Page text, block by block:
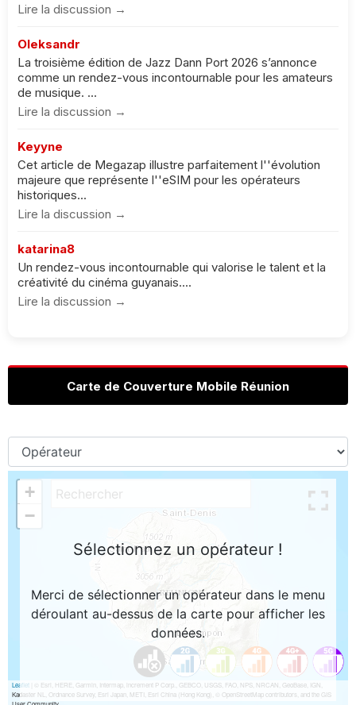
Lire la discussion →
Oleksandr
La troisième édition de Jazz Dann Port 2026 s’annonce
comme un rendez-vous incontournable pour les amateurs
de musique. ...
Lire la discussion →
Keyyne
Cet article de Megazap illustre parfaitement l''évolution
majeure que représente l''eSIM pour les opérateurs
historiques...
Lire la discussion →
katarina8
Un rendez-vous incontournable qui valorise le talent et la
créativité du cinéma guyanais....
Lire la discussion →
Carte de Couverture Mobile Réunion